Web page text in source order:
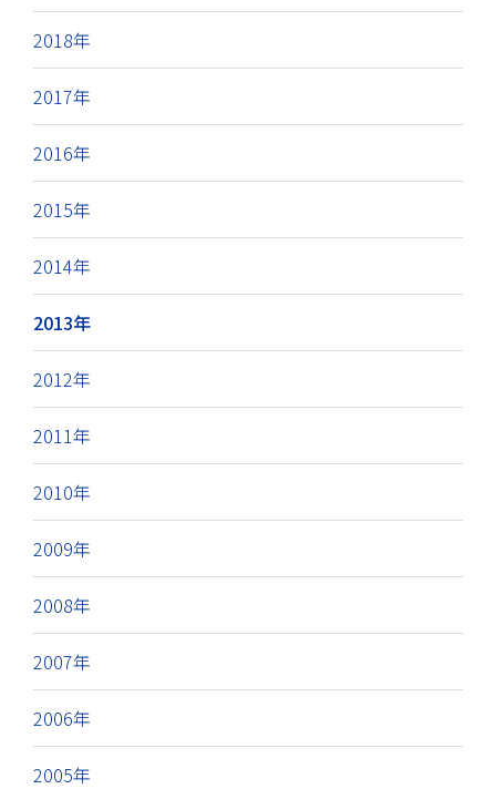
2018年
2017年
2016年
2015年
2014年
2013年
2012年
2011年
2010年
2009年
2008年
2007年
2006年
2005年